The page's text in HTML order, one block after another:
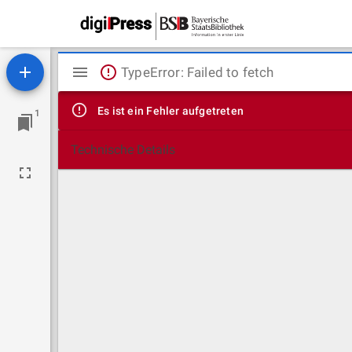
1
Mirador
Viewer
TypeError: Failed to fetch
Es ist ein Fehler aufgetreten
Technische Details